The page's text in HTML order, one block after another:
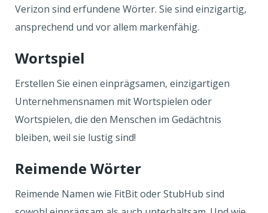
Verizon sind erfundene Wörter. Sie sind einzigartig,
ansprechend und vor allem markenfähig.
Wortspiel
Erstellen Sie einen einprägsamen, einzigartigen
Unternehmensnamen mit Wortspielen oder
Wortspielen, die den Menschen im Gedächtnis
bleiben, weil sie lustig sind!
Reimende Wörter
Reimende Namen wie FitBit oder StubHub sind